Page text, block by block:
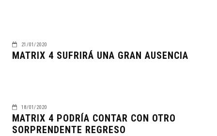
21/01/2020
MATRIX 4 SUFRIRÁ UNA GRAN AUSENCIA
18/01/2020
MATRIX 4 PODRÍA CONTAR CON OTRO
SORPRENDENTE REGRESO